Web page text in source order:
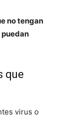
no tengan
puedan
que
virus o